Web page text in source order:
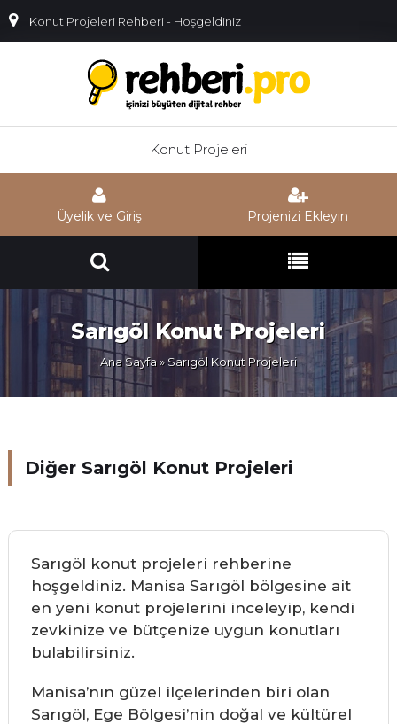
Konut Projeleri Rehberi - Hoşgeldiniz
Konut Projeleri
Üyelik ve Giriş Projenizi Ekleyin
Sarıgöl Konut Projeleri
Ana Sayfa» Sarıgöl Konut Projeleri
Diğer Sarıgöl Konut Projeleri
Sarıgöl konut projeleri rehberine
hoşgeldiniz. Manisa Sarıgöl bölgesine ait
en yeni konut projelerini inceleyip, kendi
zevkinize ve bütçenize uygun konutları
bulabilirsiniz.
Manisa’nın güzel ilçelerinden biri olan
Sarıgöl, Ege Bölgesi’nin doğal ve kültürel